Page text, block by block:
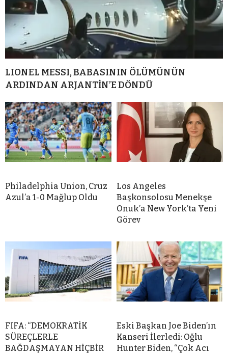
LIONEL MESSI, BABASININ ÖLÜMÜNÜN
ARDINDAN ARJANTİN’E DÖNDÜ
Philadelphia Union, Cruz
Azul’a 1-0 Mağlup Oldu
Los Angeles
Başkonsolosu Menekşe
Onuk’a New York’ta Yeni
Görev
FIFA: “DEMOKRATİK
SÜREÇLERLE
BAĞDAŞMAYAN HİÇBİR
Eski Başkan Joe Biden’ın
Kanseri İlerledi: Oğlu
Hunter Biden, “Çok Acı